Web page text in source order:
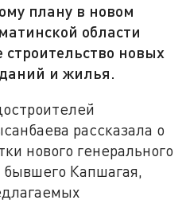
плану в новом
области
новых
и жилья.
рассказала о
нового генерального
бывшего Капшагая,